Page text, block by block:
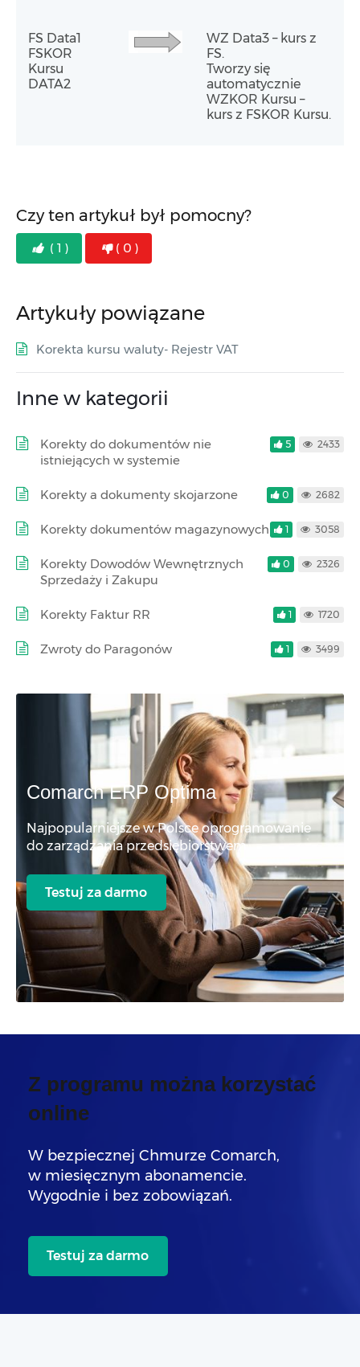
FS Data1
FSKOR
Kursu
DATA2
WZ Data3 – kurs z
FS.
Tworzy się
automatycznie
WZKOR Kursu –
kurs z FSKOR Kursu.
Czy ten artykuł był pomocny?
( 1 ) ( 0 )
Artykuły powiązane
Korekta kursu waluty- Rejestr VAT
Inne w kategorii
Korekty do dokumentów nie
istniejących w systemie
5 2433
Korekty a dokumenty skojarzone 0 2682
Korekty dokumentów magazynowych 1 3058
Korekty Dowodów Wewnętrznych
Sprzedaży i Zakupu
0 2326
Korekty Faktur RR 1 1720
Zwroty do Paragonów 1 3499
Comarch ERP Optima
Najpopularniejsze w Polsce oprogramowanie
do zarządzania przedsiębiorstwem
Testuj za darmo
Z programu można korzystać
online
W bezpiecznej Chmurze Comarch,
w miesięcznym abonamencie.
Wygodnie i bez zobowiązań.
Testuj za darmo